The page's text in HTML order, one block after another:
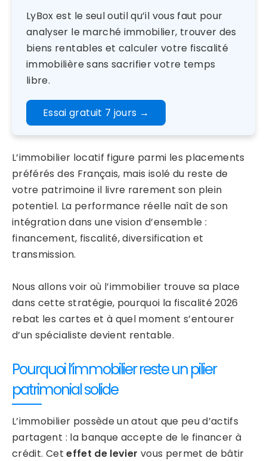
LyBox est le seul outil qu’il vous faut pour
analyser le marché immobilier, trouver des
biens rentables et calculer votre fiscalité
immobilière sans sacrifier votre temps
libre.
Essai gratuit 7 jours →
L’immobilier locatif figure parmi les placements
préférés des Français, mais isolé du reste de
votre patrimoine il livre rarement son plein
potentiel. La performance réelle naît de son
intégration dans une vision d’ensemble :
financement, fiscalité, diversification et
transmission.
Nous allons voir où l’immobilier trouve sa place
dans cette stratégie, pourquoi la fiscalité 2026
rebat les cartes et à quel moment s’entourer
d’un spécialiste devient rentable.
Pourquoi l’immobilier reste un pilier
patrimonial solide
L’immobilier possède un atout que peu d’actifs
partagent : la banque accepte de le financer à
crédit. Ceteffet de levier vous permet de bâtir